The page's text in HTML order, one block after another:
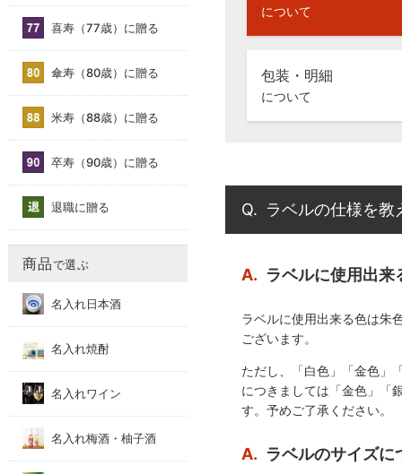
について
包装・明細
について
Q. ラベルの仕様を教
A. ラベルに使用出来
ラベルに使用出来る色は朱
ございます。
ただし、「白色」「金色」
につきましては「金色」「
す。予めご了承ください。
A. ラベルのサイズに
喜寿（77歳）に贈る
傘寿（80歳）に贈る
米寿（88歳）に贈る
卒寿（90歳）に贈る
退職に贈る
商品で選ぶ
名入れ日本酒
名入れ焼酎
名入れワイン
名入れ梅酒・柚子酒